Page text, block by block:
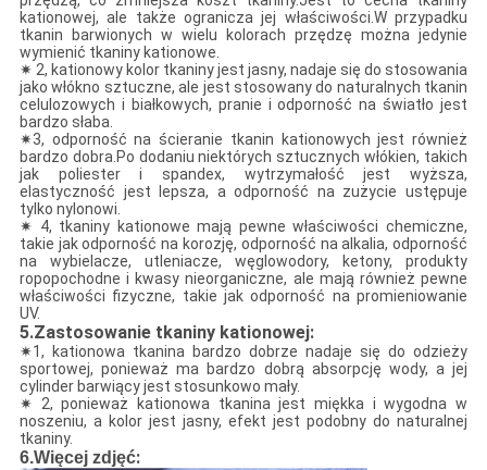
kationowej, ale także ogranicza jej właściwości.W przypadku
tkanin barwionych w wielu kolorach przędzę można jedynie
wymienić tkaniny kationowe.
✷ 2, kationowy kolor tkaniny jest jasny, nadaje się do stosowania
jako włókno sztuczne, ale jest stosowany do naturalnych tkanin
celulozowych i białkowych, pranie i odporność na światło jest
bardzo słaba.
✷3, odporność na ścieranie tkanin kationowych jest również
bardzo dobra.Po dodaniu niektórych sztucznych włókien, takich
jak poliester i spandex, wytrzymałość jest wyższa,
elastyczność jest lepsza, a odporność na zużycie ustępuje
tylko nylonowi.
✷ 4, tkaniny kationowe mają pewne właściwości chemiczne,
takie jak odporność na korozję, odporność na alkalia, odporność
na wybielacze, utleniacze, węglowodory, ketony, produkty
ropopochodne i kwasy nieorganiczne, ale mają również pewne
właściwości fizyczne, takie jak odporność na promieniowanie
UV.
5.Zastosowanie tkaniny kationowej:
✷1, kationowa tkanina bardzo dobrze nadaje się do odzieży
sportowej, ponieważ ma bardzo dobrą absorpcję wody, a jej
cylinder barwiący jest stosunkowo mały.
✷ 2, ponieważ kationowa tkanina jest miękka i wygodna w
noszeniu, a kolor jest jasny, efekt jest podobny do naturalnej
tkaniny.
6.Więcej zdjęć: